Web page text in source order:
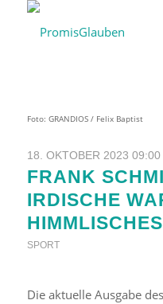
Foto: GRANDIOS / Felix Baptist
18. OKTOBER 2023 09:00
FRANK
IRDISCHE
SPORT
Die aktuelle Ausgabe